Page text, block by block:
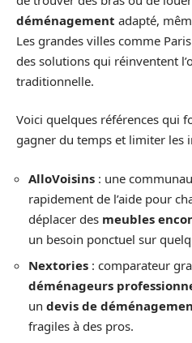
déménagement adapté,
Les grandes villes comme
des solutions qui réinventent
traditionnelle.
Voici quelques références qui
gagner du temps et limiter les
AlloVoisins : une
rapidement de l’aide pour
déplacer des meubles
un besoin ponctuel sur
Nextories : comparateur
déménageurs
un devis de
fragiles à des pros.